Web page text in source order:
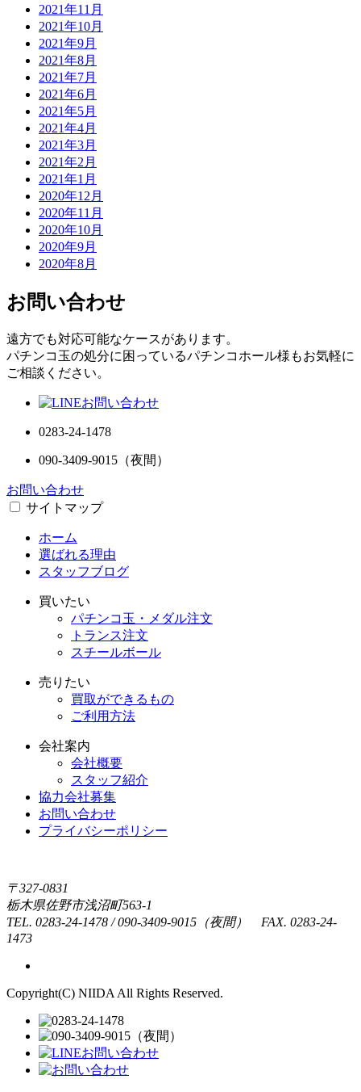
2021年11月
2021年10月
2021年9月
2021年8月
2021年7月
2021年6月
2021年5月
2021年4月
2021年3月
2021年2月
2021年1月
2020年12月
2020年11月
2020年10月
2020年9月
2020年8月
お問い合わせ
遠方でも対応可能なケースがあります。
パチンコ玉の処分に困っているパチンコホール様もお気軽に
ご相談ください。
0283-24-1478
090-3409-9015 （夜間）
お問い合わせ
サイトマップ
ホーム
選ばれる理由
スタッフブログ
買いたい
パチンコ玉・メダル注文
トランス注文
スチールボール
売りたい
買取ができるもの
ご利用方法
会社案内
会社概要
スタッフ紹介
協力会社募集
お問い合わせ
プライバシーポリシー
〒327-0831
栃木県佐野市浅沼町563-1
TEL. 0283-24-1478 /090-3409-9015（夜間）
FAX. 0283-24-
1473
Copyright(C) NIIDA All Rights Reserved.